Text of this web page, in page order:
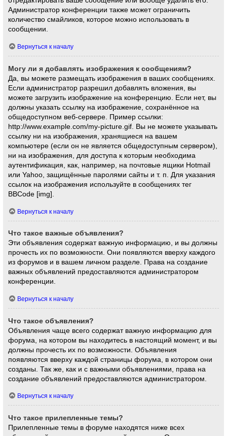
Администратор конференции также может ограничить
количество смайликов, которое можно использовать в
сообщении.
Вернуться к началу
Могу ли я добавлять изображения к сообщениям?
Да, вы можете размещать изображения в ваших сообщениях.
Если администратор разрешил добавлять вложения, вы
можете загрузить изображение на конференцию. Если нет, вы
должны указать ссылку на изображение, сохранённое на
общедоступном веб-сервере. Пример ссылки:
http://www.example.com/my-picture.gif. Вы не можете указывать
ссылку ни на изображения, хранящиеся на вашем
компьютере (если он не является общедоступным сервером),
ни на изображения, для доступа к которым необходима
аутентификация, как, например, на почтовые ящики Hotmail
или Yahoo, защищённые паролями сайты и т. п. Для указания
ссылок на изображения используйте в сообщениях тег
BBCode [img].
Вернуться к началу
Что такое важные объявления?
Эти объявления содержат важную информацию, и вы должны
прочесть их по возможности. Они появляются вверху каждого
из форумов и в вашем личном разделе. Права на создание
важных объявлений предоставляются администратором
конференции.
Вернуться к началу
Что такое объявления?
Объявления чаще всего содержат важную информацию для
форума, на котором вы находитесь в настоящий момент, и вы
должны прочесть их по возможности. Объявления
появляются вверху каждой страницы форума, в котором они
созданы. Так же, как и с важными объявлениями, права на
создание объявлений предоставляются администратором.
Вернуться к началу
Что такое прилепленные темы?
Прилепленные темы в форуме находятся ниже всех